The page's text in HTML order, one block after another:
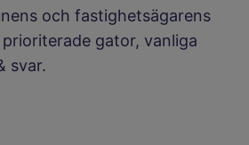
och fastighetsägarens
prioriterade gator, vanliga
svar.